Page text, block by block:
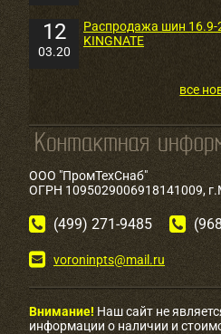
12
03.20
Распродажа шин 16.9-
KINGNATE
все
ООО "ПромТехСнаб"
ОГРН 1095029006918141009,
(499) 271-9485
voroninpts@mail.ru
Внимание! Наш сайт не
информации о наличии и